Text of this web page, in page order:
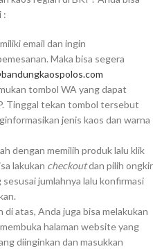
:
email dan ingin
Maka bisa segera
tombol WA yang dapat
Tinggal tekan tombol tersebut
jenis kaos dan warna
dengan memilih produk lalu klik
lakukan checkoutdan pilih ongkir
jumlahnya lalu konfirmasi
di atas, Anda juga bisa melakukan
halaman website yang
diinginkan dan masukkan